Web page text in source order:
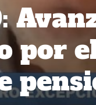
por